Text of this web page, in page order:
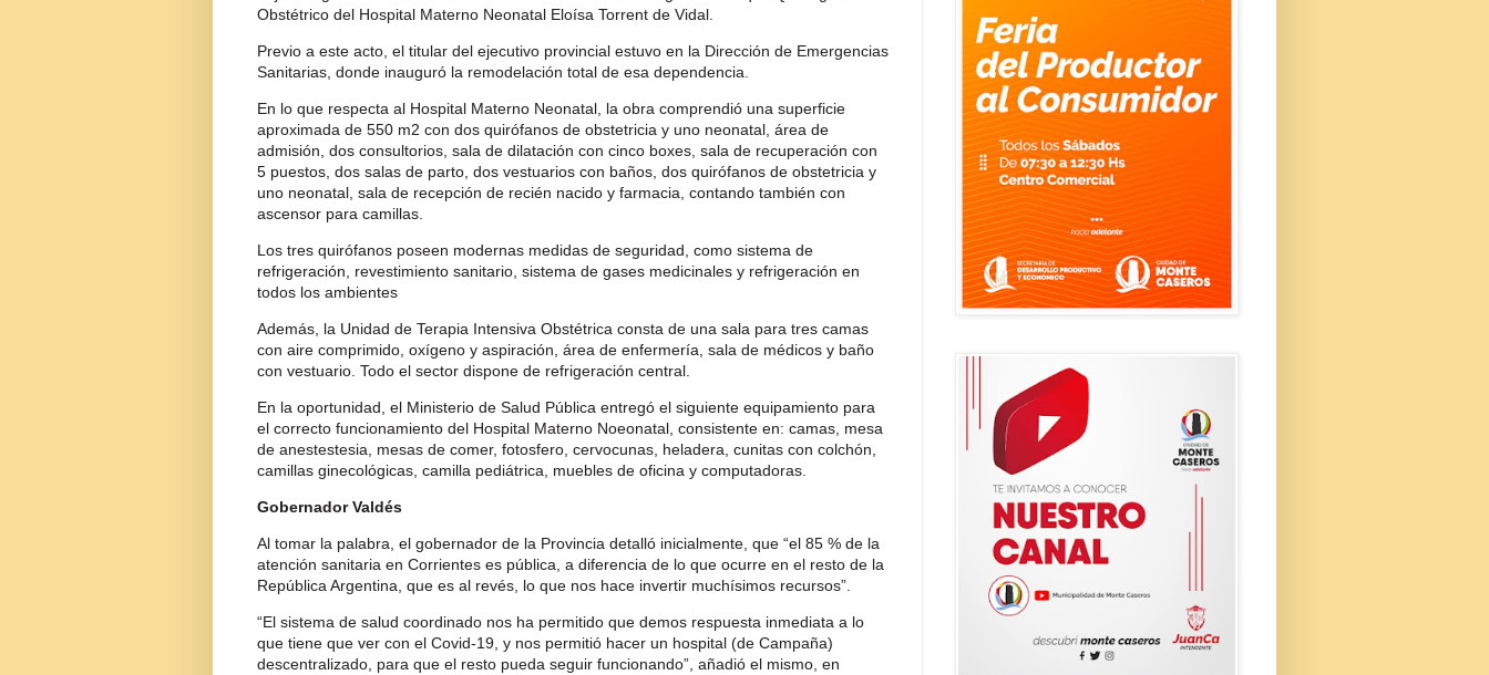
Obstétrico del Hospital Materno Neonatal Eloísa Torrent de Vidal.
Previo a este acto, el titular del ejecutivo provincial estuvo en la Dirección de Emergencias
Sanitarias, donde inauguró la remodelación total de esa dependencia.
En lo que respecta al Hospital Materno Neonatal, la obra comprendió una superficie
aproximada de 550 m2 con dos quirófanos de obstetricia y uno neonatal, área de
admisión, dos consultorios, sala de dilatación con cinco boxes, sala de recuperación con
5 puestos, dos salas de parto, dos vestuarios con baños, dos quirófanos de obstetricia y
uno neonatal, sala de recepción de recién nacido y farmacia, contando también con
ascensor para camillas.
Los tres quirófanos poseen modernas medidas de seguridad, como sistema de
refrigeración, revestimiento sanitario, sistema de gases medicinales y refrigeración en
todos los ambientes
Además, la Unidad de Terapia Intensiva Obstétrica consta de una sala para tres camas
con aire comprimido, oxígeno y aspiración, área de enfermería, sala de médicos y baño
con vestuario. Todo el sector dispone de refrigeración central.
En la oportunidad, el Ministerio de Salud Pública entregó el siguiente equipamiento para
el correcto funcionamiento del Hospital Materno Noeonatal, consistente en: camas, mesa
de anestestesia, mesas de comer, fotosfero, cervocunas, heladera, cunitas con colchón,
camillas ginecológicas, camilla pediátrica, muebles de oficina y computadoras.
Gobernador Valdés
Al tomar la palabra, el gobernador de la Provincia detalló inicialmente, que “el 85 % de la
atención sanitaria en Corrientes es pública, a diferencia de lo que ocurre en el resto de la
República Argentina, que es al revés, lo que nos hace invertir muchísimos recursos”.
“El sistema de salud coordinado nos ha permitido que demos respuesta inmediata a lo
que tiene que ver con el Covid-19, y nos permitió hacer un hospital (de Campaña)
descentralizado, para que el resto pueda seguir funcionando”, añadió el mismo, en